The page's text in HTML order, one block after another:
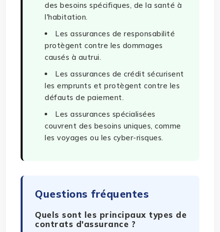
des besoins spécifiques, de la santé à
l'habitation.
Les assurances de responsabilité
protègent contre les dommages
causés à autrui.
Les assurances de crédit sécurisent
les emprunts et protègent contre les
défauts de paiement.
Les assurances spécialisées
couvrent des besoins uniques, comme
les voyages ou les cyber-risques.
Questions fréquentes
Quels sont les principaux types de
contrats d'assurance ?